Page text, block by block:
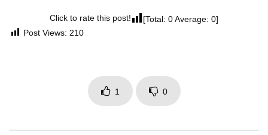
Click to rate this post! [Total: 0Average: 0]
Post Views: 210
1 0